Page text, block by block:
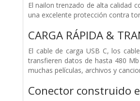
El nailon trenzado de alta calidad
una excelente protección contra
CARGA RÁPIDA &
El cable de carga USB C, los
transfieren datos de hasta 480
muchas películas, archivos y
Conector construido